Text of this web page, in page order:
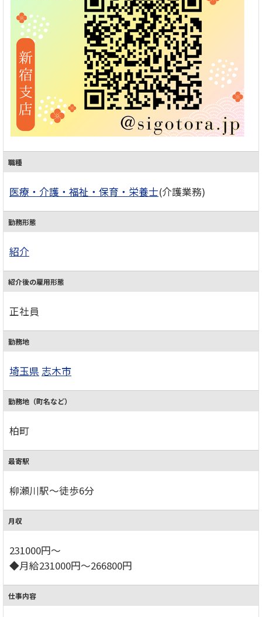
職種
医療・介護・福祉・保育・栄養士(介護業務)
勤務形態
紹介
紹介後の雇用形態
正社員
勤務地
埼玉県 志木市
勤務地（町名など）
柏町
最寄駅
柳瀬川駅～徒歩6分
月収
231000円～
◆月給231000円～266800円
仕事内容